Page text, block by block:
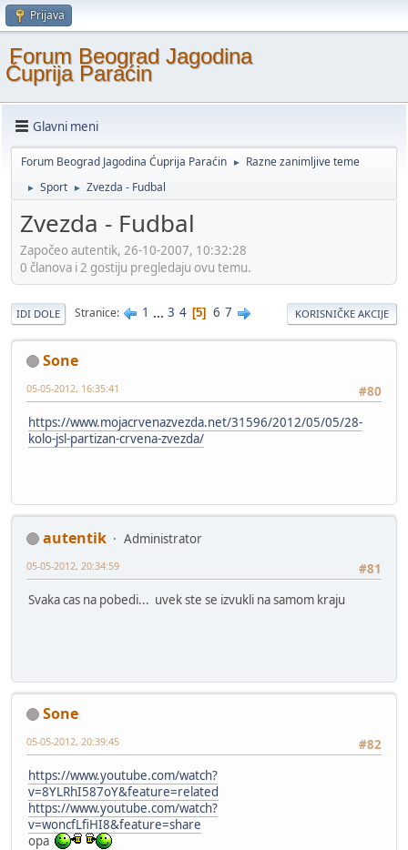
Prijava
Forum Beograd Jagodina
Ćuprija Paraćin
Glavni meni
Forum Beograd Jagodina Ćuprija Paraćin ► Razne zanimljive teme
► Sport ► Zvezda - Fudbal
Zvezda - Fudbal
Započeo autentik, 26-10-2007, 10:32:28
0 članova i 2 gostiju pregledaju ovu temu.
IDI DOLE Stranice 1 ... 3 4 5 6 7 KORISNIČKE AKCIJE
Sone
#80
05-05-2012, 16:35:41
https://www.mojacrvenazvezda.net/31596/2012/05/05/28-
kolo-jsl-partizan-crvena-zvezda/
autentik
Administrator
#81
05-05-2012, 20:34:59
Svaka cas na pobedi... uvek ste se izvukli na samom kraju
Sone
#82
05-05-2012, 20:39:45
https://www.youtube.com/watch?
v=8YLRhI587oY&feature=related
https://www.youtube.com/watch?
v=woncfLfiHI8&feature=share
opa